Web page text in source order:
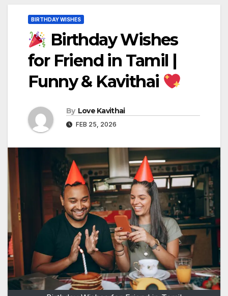
BIRTHDAY WISHES
Birthday Wishes
for Friend in Tamil |
Funny & Kavithai
By Love Kavithai
FEB 25, 2026